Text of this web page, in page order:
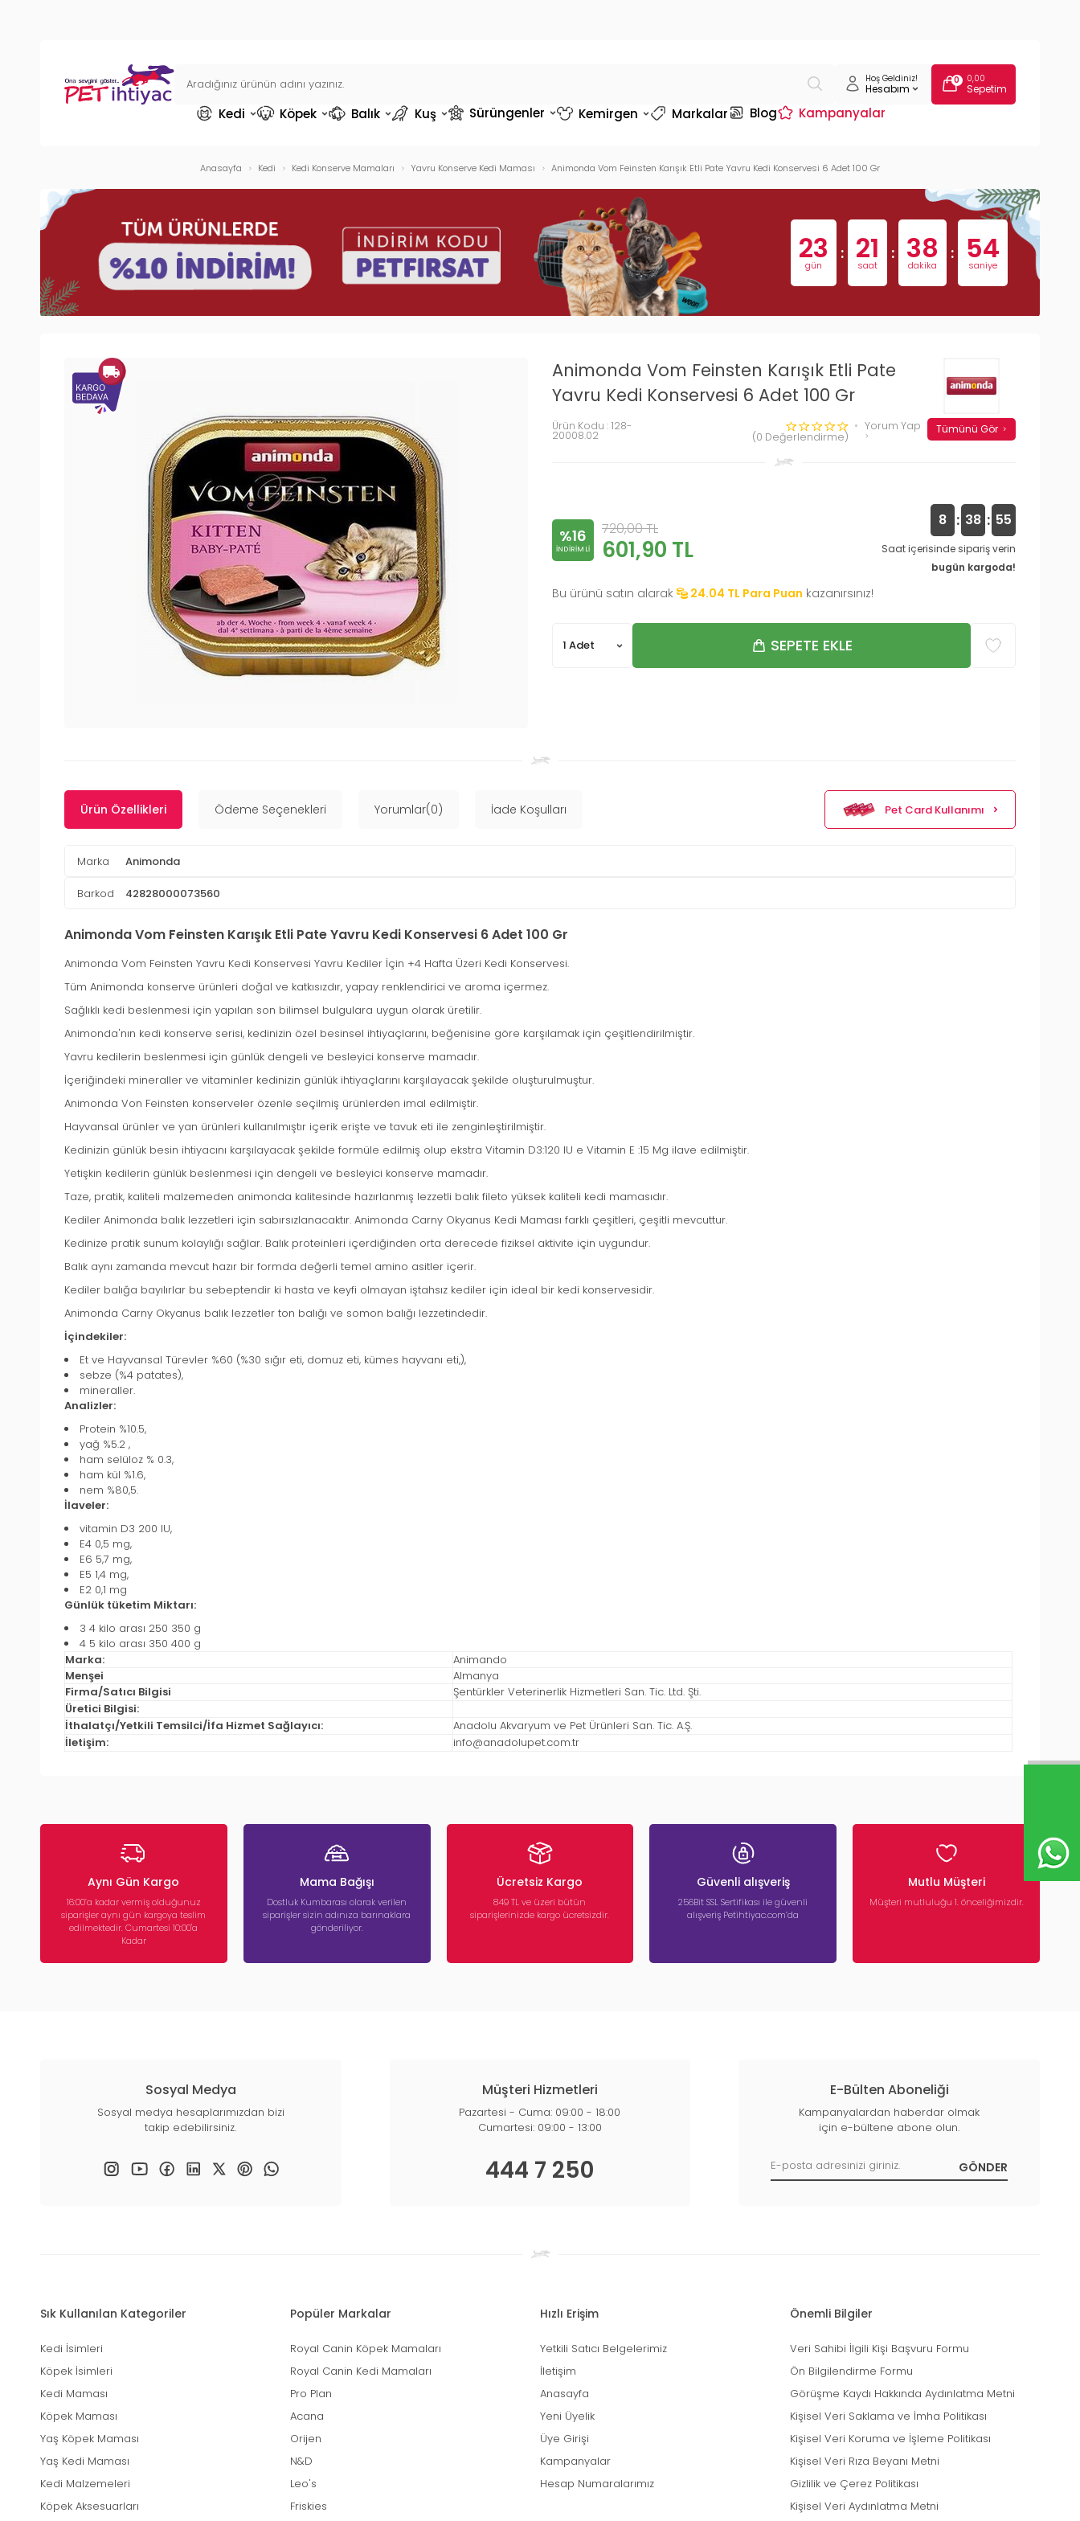
Hoş Geldiniz!
Hesabım
0 0,00
Sepetim
Kedi Köpek Balık Kuş Sürüngenler Kemirgen Markalar Blog Kampanyalar
Anasayfa Kedi Kedi Konserve Mamaları Yavru Konserve Kedi Maması Animonda Vom Feinsten Karışık Etli Pate Yavru Kedi Konservesi 6 Adet 100 Gr
23
gün
: 21
saat
: 38
dakika
: 53
saniye
Animonda Vom Feinsten Karışık Etli Pate
Yavru Kedi Konservesi 6 Adet 100 Gr
Ürün Kodu : 128-
20008.02 (0 Değerlendirme)
Yorum Yap Tümünü Gör
%16
INDIRIMLI
720,00TL
601,90 TL
8 : 38 : 54
Saat içerisinde sipariş verin
bugün kargoda!
Bu ürünü satın alarak 24.04 TL Para Puan kazanırsınız!
SEPETE EKLE
Ürün Özellikleri Ödeme Seçenekleri Yorumlar(0) İade Koşulları Pet Card Kullanımı
Marka Animonda
Barkod 42828000073560
Animonda Vom Feinsten Karışık Etli Pate Yavru Kedi Konservesi 6 Adet 100 Gr
Animonda Vom Feinsten Yavru Kedi Konservesi Yavru Kediler İçin +4 Hafta Üzeri Kedi Konservesi.
Tüm Animonda konserve ürünleri doğal ve katkısızdır, yapay renklendirici ve aroma içermez.
Sağlıklı kedi beslenmesi için yapılan son bilimsel bulgulara uygun olarak üretilir.
Animonda'nın kedi konserve serisi, kedinizin özel besinsel ihtiyaçlarını, beğenisine göre karşılamak için çeşitlendirilmiştir.
Yavru kedilerin beslenmesi için günlük dengeli ve besleyici konserve mamadır.
İçeriğindeki mineraller ve vitaminler kedinizin günlük ihtiyaçlarını karşılayacak şekilde oluşturulmuştur.
Animonda Von Feinsten konserveler özenle seçilmiş ürünlerden imal edilmiştir.
Hayvansal ürünler ve yan ürünleri kullanılmıştır içerik erişte ve tavuk eti ile zenginleştirilmiştir.
Kedinizin günlük besin ihtiyacını karşılayacak şekilde formüle edilmiş olup ekstra Vitamin D3:120 IU e Vitamin E :15 Mg ilave edilmiştir.
Yetişkin kedilerin günlük beslenmesi için dengeli ve besleyici konserve mamadır.
Taze, pratik, kaliteli malzemeden animonda kalitesinde hazırlanmış lezzetli balık fileto yüksek kaliteli kedi mamasıdır.
Kediler Animonda balık lezzetleri için sabırsızlanacaktır. Animonda Carny Okyanus Kedi Maması farklı çeşitleri, çeşitli mevcuttur.
Kedinize pratik sunum kolaylığı sağlar. Balık proteinleri içerdiğinden orta derecede fiziksel aktivite için uygundur.
Balık aynı zamanda mevcut hazır bir formda değerli temel amino asitler içerir.
Kediler balığa bayılırlar bu sebeptendir ki hasta ve keyfi olmayan iştahsız kediler için ideal bir kedi konservesidir.
Animonda Carny Okyanus balık lezzetler ton balığı ve somon balığı lezzetindedir.
İçindekiler:
Et ve Hayvansal Türevler %60 (%30 sığır eti, domuz eti, kümes hayvanı eti,),
sebze (%4 patates),
mineraller.
Analizler:
Protein %10.5,
yağ %5.2 ,
ham selüloz % 0.3,
ham kül %1.6,
nem %80,5.
İlaveler:
vitamin D3 200 IU,
E4 0,5 mg,
E6 5,7 mg,
E5 1,4 mg,
E2 0,1 mg
Günlük tüketim Miktarı:
3 4 kilo arası 250 350 g
4 5 kilo arası 350 400 g
Marka:
Animando
Menşei
Almanya
Firma/Satıcı Bilgisi
Şentürkler Veterinerlik Hizmetleri San. Tic. Ltd. Şti.
Üretici Bilgisi:
İthalatçı/Yetkili Temsilci/İfa Hizmet Sağlayıcı:
Anadolu Akvaryum ve Pet Ürünleri San. Tic. A.Ş.
İletişim:
info@anadolupet.com.tr
Aynı Gün Kargo
16:00’a kadar vermiş olduğunuz
siparişler aynı gün kargoya teslim
edilmektedir. Cumartesi 10:00'a
Kadar
Mama Bağışı
Dostluk Kumbarası olarak verilen
siparişler sizin adınıza barınaklara
gönderiliyor.
Ücretsiz Kargo
849 TL ve üzeri bütün
siparişlerinizde kargo ücretsizdir.
Güvenli alışveriş
256Bit SSL Sertifikası ile güvenli
alışveriş Petihtiyac.com’da
Mutlu Müşteri
Müşteri mutluluğu 1. önceliğimizdir.
Sosyal Medya
Sosyal medya hesaplarımızdan bizi
takip edebilirsiniz.
Müşteri Hizmetleri
Pazartesi - Cuma: 09:00 - 18:00
Cumartesi: 09:00 - 13:00
444 7 250
E-Bülten Aboneliği
Kampanyalardan haberdar olmak
için e-bültene abone olun.
Sık Kullanılan Kategoriler
Kedi İsimleri
Köpek İsimleri
Kedi Maması
Köpek Maması
Yaş Köpek Maması
Yaş Kedi Maması
Kedi Malzemeleri
Köpek Aksesuarları
Popüler Markalar
Royal Canin Köpek Mamaları
Royal Canin Kedi Mamaları
Pro Plan
Acana
Orijen
N&D
Leo's
Friskies
Hızlı Erişim
Yetkili Satıcı Belgelerimiz
İletişim
Anasayfa
Yeni Üyelik
Üye Girişi
Kampanyalar
Hesap Numaralarımız
Önemli Bilgiler
Veri Sahibi İlgili Kişi Başvuru Formu
Ön Bilgilendirme Formu
Görüşme Kaydı Hakkında Aydınlatma Metni
Kişisel Veri Saklama ve İmha Politikası
Kişisel Veri Koruma ve İşleme Politikası
Kişisel Veri Rıza Beyanı Metni
Gizlilik ve Çerez Politikası
Kişisel Veri Aydınlatma Metni